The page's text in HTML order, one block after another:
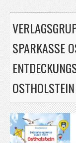
SPARKASSE
OSTHOLSTEIN